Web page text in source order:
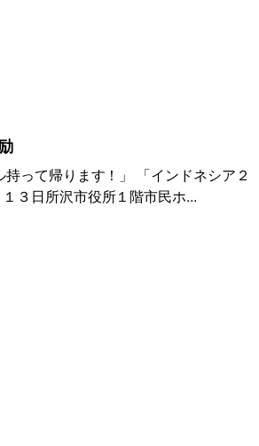
って帰ります！」 「インドネシア２
３日所沢市役所１階市民ホ...